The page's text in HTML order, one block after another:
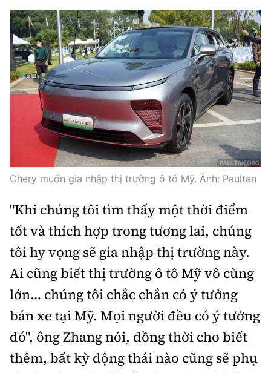
Tư vấn
Ô tô
Xe máy
Cơ quan chủ quản: Bộ Xây dựng
Tổng biên tập:Nguyễn Thị Hồng Nga
Trưởng ban Ô tô - Xe máy:Nguyễn Tiến Mạnh
Giấy phép số: 03/GP-BC, cấp ngày 22/4/2025
Chuyên trang của Báo Xây dựng
Tòa soạn: Số 2 Nguyễn Công Hoan, phường Giảng Võ,
Hà Nội.
Hotline: 0967 376 459;
Liên hệ quảng cáo phát hành: 0915.057.282
Email:bandoc@baoxaydung.vn
Thông tin tòa soạn
Chery muốn gia nhập thị trường ô tô Mỹ. Ảnh: Paultan
"Khi chúng tôi tìm thấy một thời điểm
tốt và thích hợp trong tương lai, chúng
tôi hy vọng sẽ gia nhập thị trường này.
Ai cũng biết thị trường ô tô Mỹ vô cùng
lớn… chúng tôi chắc chắn có ý tưởng
bán xe tại Mỹ. Mọi người đều có ý tưởng
đó", ông Zhang nói, đồng thời cho biết
thêm, bất kỳ động thái nào cũng sẽ phụ